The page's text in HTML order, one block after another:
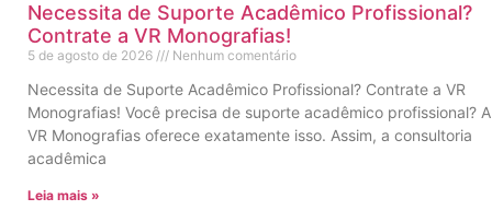
Necessita de Suporte Acadêmico Profissional?
Contrate a VR Monografias!
5 de agosto de 2026 Nenhum comentário
Necessita de Suporte Acadêmico Profissional? Contrate a VR
Monografias! Você precisa de suporte acadêmico profissional? A
VR Monografias oferece exatamente isso. Assim, a consultoria
acadêmica
Leia mais »